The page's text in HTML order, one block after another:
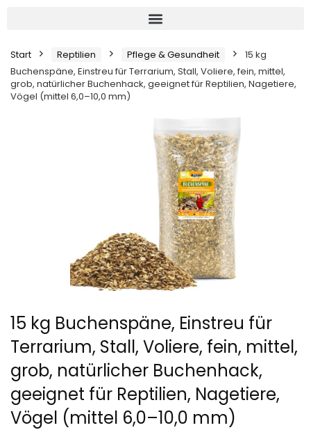
Start Reptilien Pflege & Gesundheit
15 kg
Buchenspäne, Einstreu für Terrarium, Stall, Voliere, fein, mittel,
grob, natürlicher Buchenhack, geeignet für Reptilien, Nagetiere,
Vögel (mittel 6,0–10,0 mm)
15 kg Buchenspäne, Einstreu für
Terrarium, Stall, Voliere, fein, mittel,
grob, natürlicher Buchenhack,
geeignet für Reptilien, Nagetiere,
Vögel (mittel 6,0–10,0 mm)